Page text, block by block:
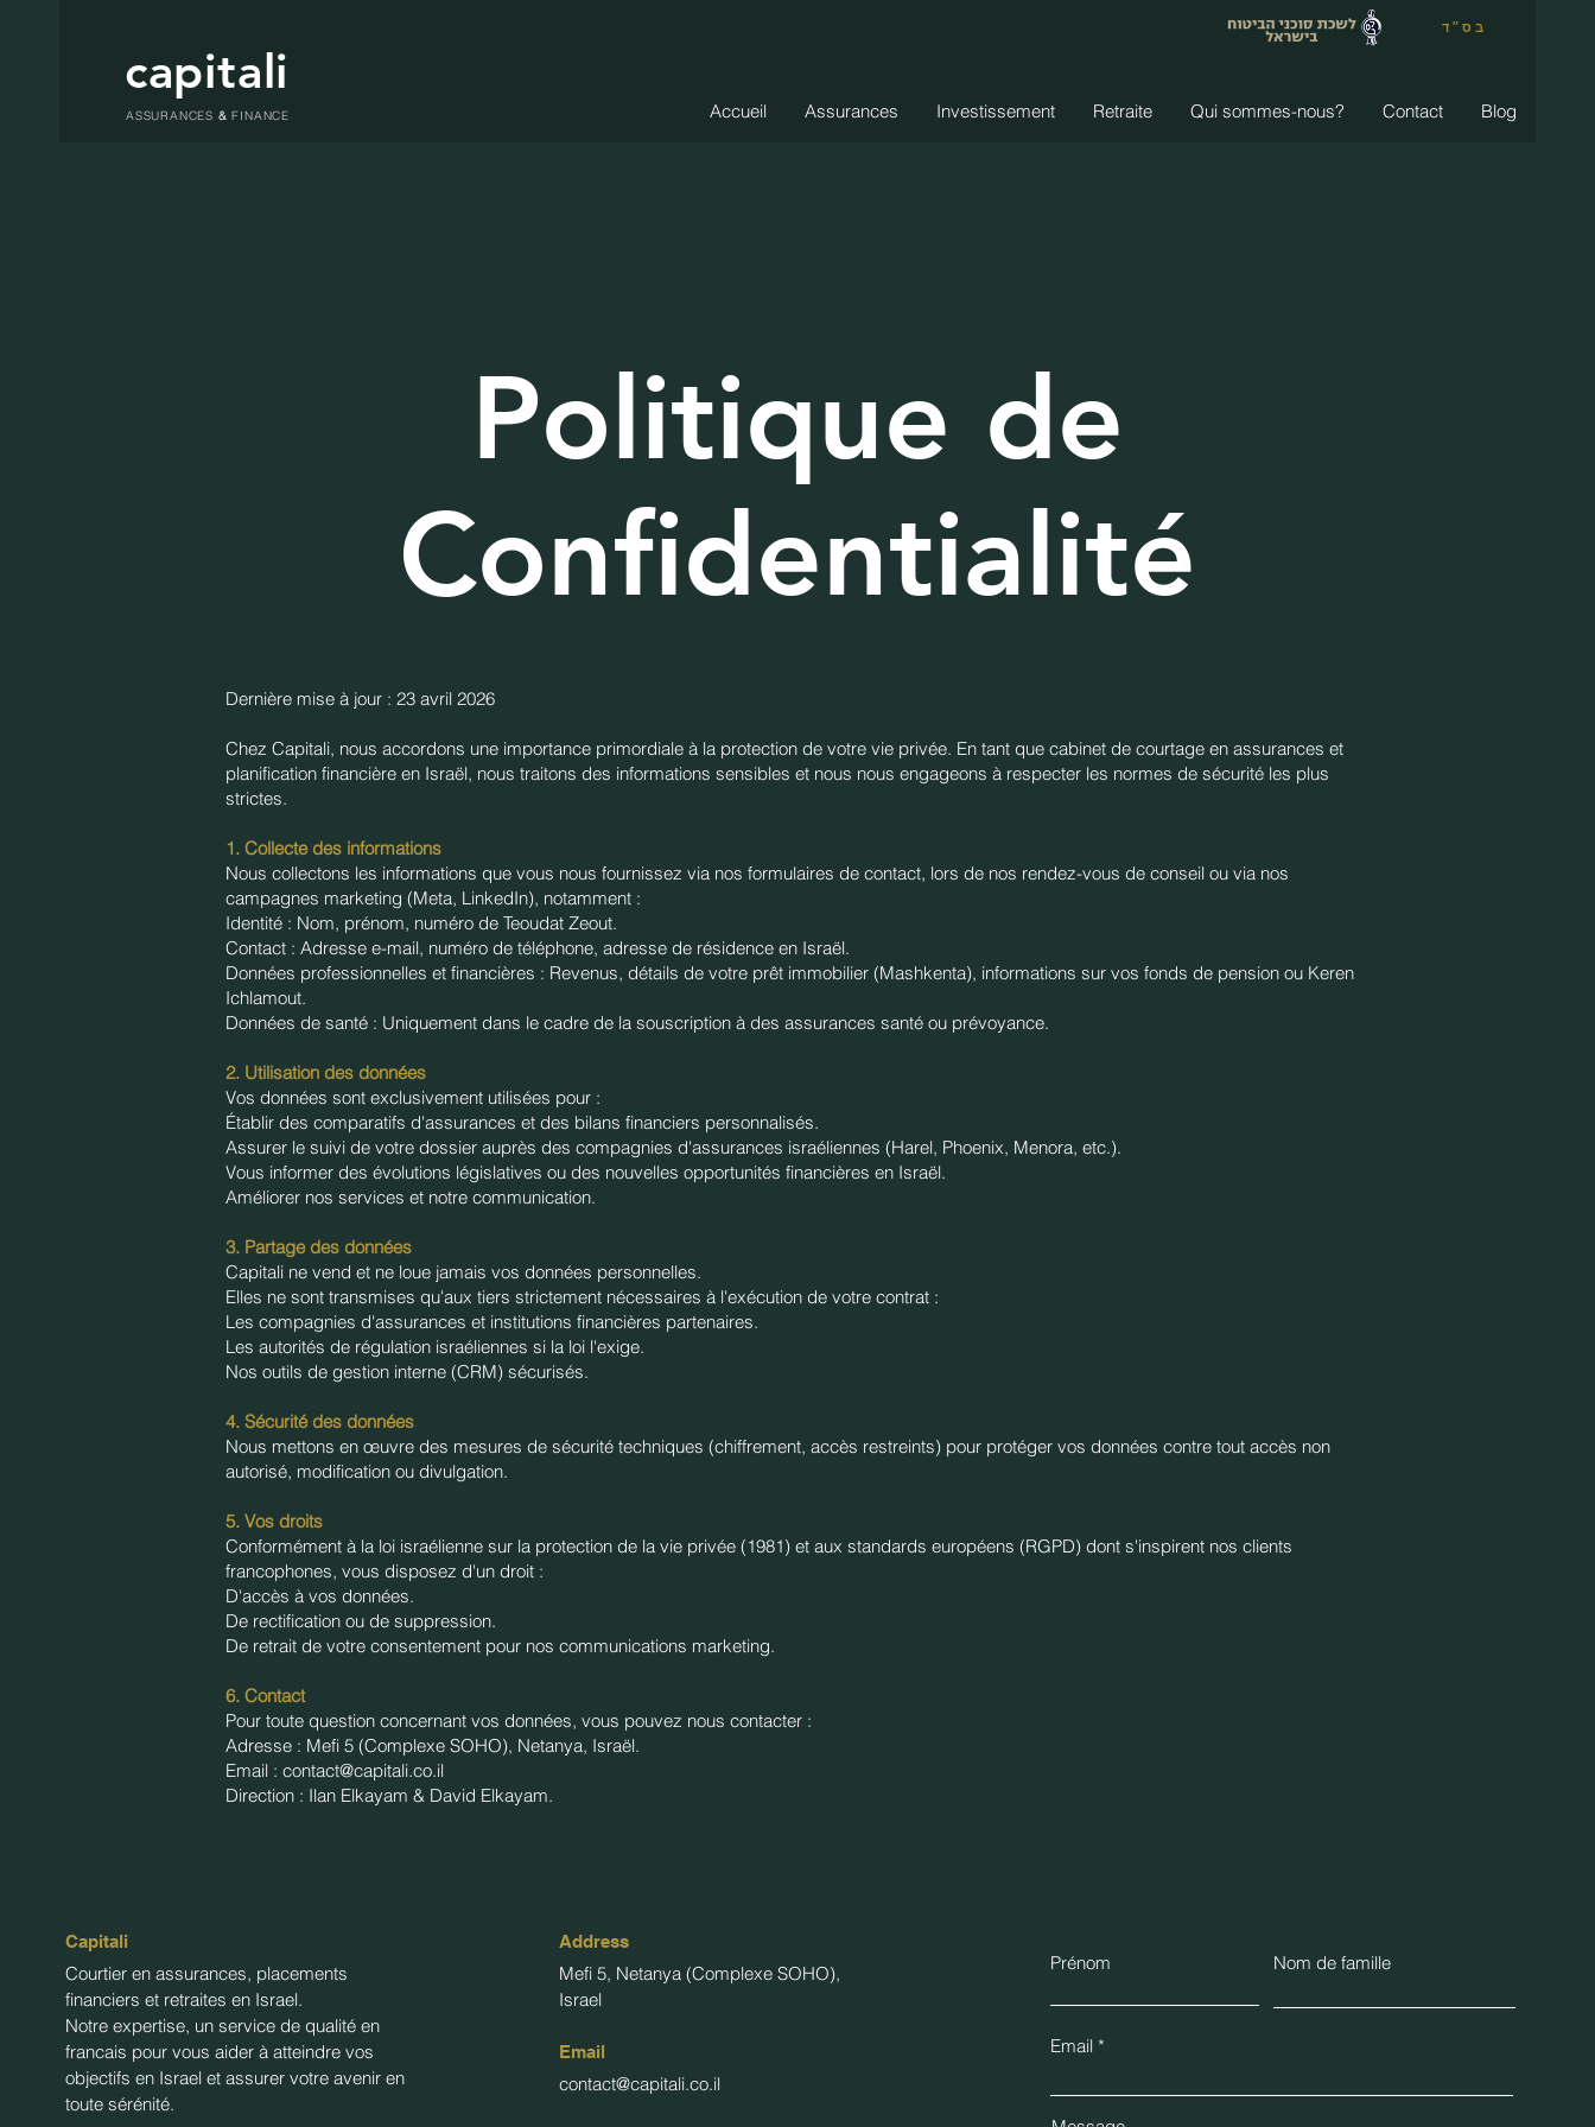
capitali
ASSURANCES &FINANCE Accueil Assurances Investissement Retraite Qui sommes-nous? Contact Blog
Politique de
Confidentialité
Dernière mise à jour : 23 avril 2026
​Chez Capitali, nous accordons une importance primordiale à la protection de votre vie privée. En tant que cabinet de courtage en assurances et
planification financière en Israël, nous traitons des informations sensibles et nous nous engageons à respecter les normes de sécurité les plus
strictes.
​1. Collecte des informations
​Nous collectons les informations que vous nous fournissez via nos formulaires de contact, lors de nos rendez-vous de conseil ou via nos
campagnes marketing (Meta, LinkedIn), notamment :
​Identité : Nom, prénom, numéro de Teoudat Zeout.
​Contact : Adresse e-mail, numéro de téléphone, adresse de résidence en Israël.
​Données professionnelles et financières : Revenus, détails de votre prêt immobilier (Mashkenta), informations sur vos fonds de pension ou Keren
Ichlamout.
​Données de santé : Uniquement dans le cadre de la souscription à des assurances santé ou prévoyance.
​2. Utilisation des données
​Vos données sont exclusivement utilisées pour :
​Établir des comparatifs d'assurances et des bilans financiers personnalisés.
​Assurer le suivi de votre dossier auprès des compagnies d'assurances israéliennes (Harel, Phoenix, Menora, etc.).
​Vous informer des évolutions législatives ou des nouvelles opportunités financières en Israël.
​Améliorer nos services et notre communication.
​3. Partage des données
​Capitali ne vend et ne loue jamais vos données personnelles.
Elles ne sont transmises qu'aux tiers strictement nécessaires à l'exécution de votre contrat :
​Les compagnies d'assurances et institutions financières partenaires.
​Les autorités de régulation israéliennes si la loi l'exige.
​Nos outils de gestion interne (CRM) sécurisés.
​4. Sécurité des données
​Nous mettons en œuvre des mesures de sécurité techniques (chiffrement, accès restreints) pour protéger vos données contre tout accès non
autorisé, modification ou divulgation.
​5. Vos droits
​Conformément à la loi israélienne sur la protection de la vie privée (1981) et aux standards européens (RGPD) dont s'inspirent nos clients
francophones, vous disposez d'un droit :
​D'accès à vos données.
​De rectification ou de suppression.
​De retrait de votre consentement pour nos communications marketing.
6. Contact
​Pour toute question concernant vos données, vous pouvez nous contacter :
​Adresse : Mefi 5 (Complexe SOHO), Netanya, Israël.
​Email : contact@capitali.co.il
​Direction : Ilan Elkayam & David Elkayam.
Capitali
Courtier en assurances, placements
financiers et retraites en Israel.
Notre expertise, un service de qualité en
francais pour vous aider à atteindre vos
objectifs en Israel et assurer votre avenir en
toute sérénité.
Address
Mefi 5, Netanya (Complexe SOHO),
Israel
Email
contact@capitali.co.il
Prénom Nom de famille
Email